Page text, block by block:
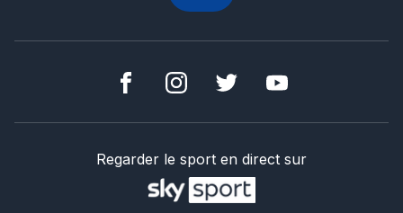
Regarder le sport en direct sur